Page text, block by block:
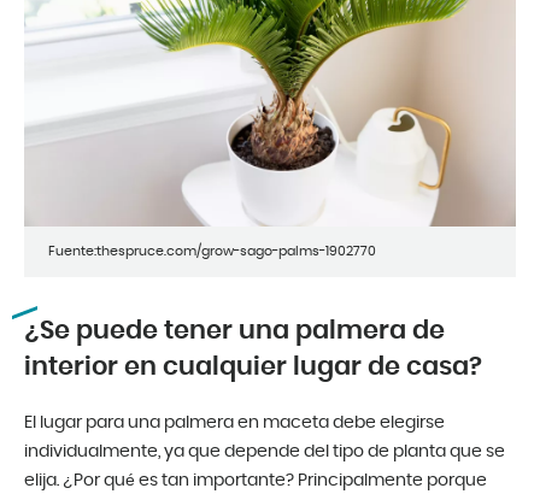
Fuente:thespruce.com/grow-sago-palms-1902770
¿Se puede tener una palmera de
interior en cualquier lugar de casa?
El lugar para una palmera en maceta debe elegirse
individualmente, ya que depende del tipo de planta que se
elija. ¿Por qué es tan importante? Principalmente porque